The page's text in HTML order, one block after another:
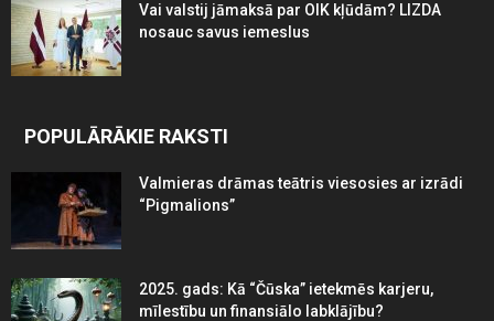
Vai valstij jāmaksā par OIK kļūdām? LIZDA
nosauc savus iemeslus
POPULĀRĀKIE RAKSTI
Valmieras drāmas teātris viesosies ar izrādi
“Pigmalions”
2025. gads: Kā “Čūska” ietekmēs karjeru,
mīlestību un finansiālo labklājību?